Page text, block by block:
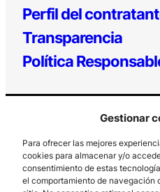
Gestionar
Para ofrecer las mejores
cookies para almacenar y/o
consentimiento de estas
el comportamiento de navegación
Perfil del
Transparencia
Política
Los Prados, 121 – 33203 Gijón